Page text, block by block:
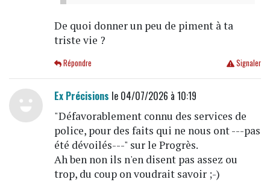
De quoi donner un peu de piment à ta
triste vie ?
Signaler
Répondre
Ex Précisions le 04/07/2026 à 10:19
"Défavorablement connu des services de
police, pour des faits qui ne nous ont ---pas
été dévoilés---" sur le Progrès.
Ah ben non ils n'en disent pas assez ou
trop, du coup on voudrait savoir ;-)